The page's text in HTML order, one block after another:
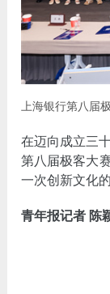
上海银行第八届
在迈向成立三
第八届极客大
一次创新文化
青年报记者 陈